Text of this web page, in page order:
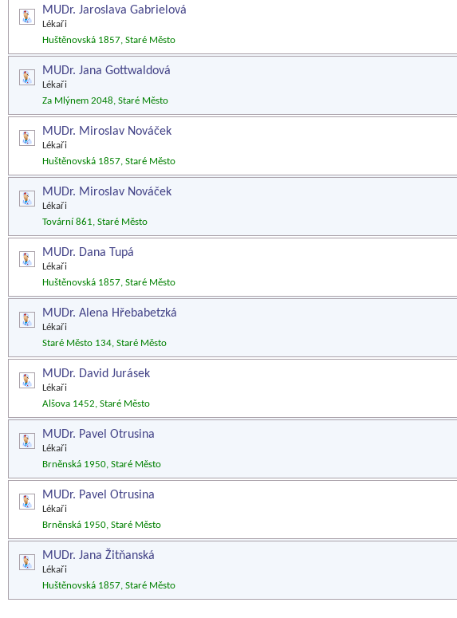
MUDr. Jaroslava Gabrielová
Lékaři
Huštěnovská 1857, Staré Město
MUDr. Jana Gottwaldová
Lékaři
Za Mlýnem 2048, Staré Město
MUDr. Miroslav Nováček
Lékaři
Huštěnovská 1857, Staré Město
MUDr. Miroslav Nováček
Lékaři
Tovární 861, Staré Město
MUDr. Dana Tupá
Lékaři
Huštěnovská 1857, Staré Město
MUDr. Alena Hřebabetzká
Lékaři
Staré Město 134, Staré Město
MUDr. David Jurásek
Lékaři
Alšova 1452, Staré Město
MUDr. Pavel Otrusina
Lékaři
Brněnská 1950, Staré Město
MUDr. Pavel Otrusina
Lékaři
Brněnská 1950, Staré Město
MUDr. Jana Žitňanská
Lékaři
Huštěnovská 1857, Staré Město